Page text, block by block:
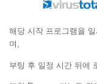
해당 시작 프로그램을
며,
부팅 후 일정 시간 뒤에